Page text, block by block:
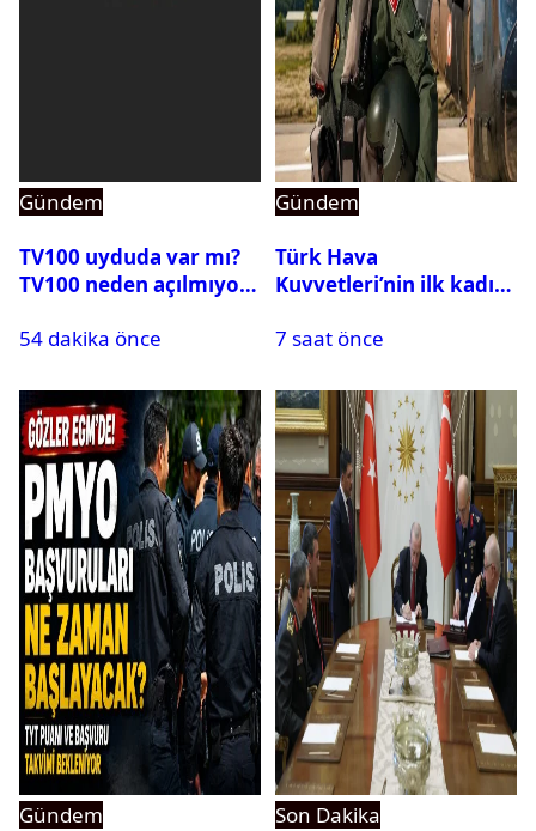
Gündem
TV100 uyduda var mı?
TV100 neden açılmıyor?
54 dakika önce
Gündem
Türk Hava
Kuvvetleri’nin ilk kadın
Karapınar hakkında
ortaya çıktı
7 saat önce
Gündem
Son Dakika